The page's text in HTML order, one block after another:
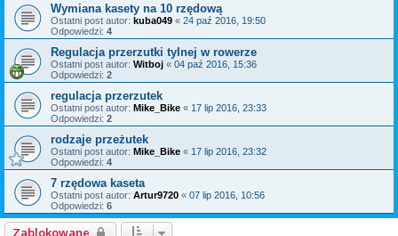
Wymiana kasety na 10 rzędową
Ostatni post autor: kuba049 « 24 paź 2016, 19:50
Odpowiedzi: 4
Regulacja przerzutki tylnej w rowerze
Ostatni post autor: Witboj « 04 paź 2016, 15:36
Odpowiedzi: 2
regulacja przerzutek
Ostatni post autor: Mike_Bike « 17 lip 2016, 23:33
Odpowiedzi: 2
rodzaje przeżutek
Ostatni post autor: Mike_Bike « 17 lip 2016, 23:32
Odpowiedzi: 4
7 rzędowa kaseta
Ostatni post autor: Artur9720 « 07 lip 2016, 10:56
Odpowiedzi: 6
Zablokowane